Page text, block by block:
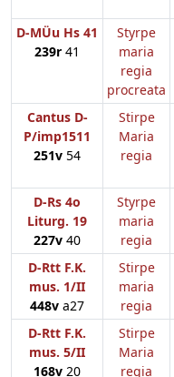
D-MÜu Hs 41
239r 41
Styrpe
maria
regia
procreata
Cantus D-
P/imp1511
251v 54
Stirpe
Maria
regia
D-Rs 4o
Liturg. 19
227v 40
Styrpe
maria
regia
D-Rtt F.K.
mus. 1/II
448v a27
Stirpe
maria
regia
D-Rtt F.K.
mus. 5/II
168v 20
Stirpe
Maria
regia